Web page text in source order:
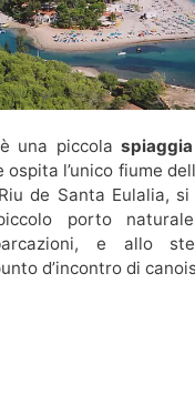
è una piccola spiaggia
l’unico fiume
de Santa Eulalia,
porto
e allo
d’incontro di